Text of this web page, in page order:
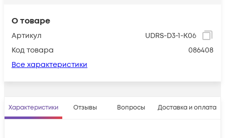
О товаре
Артикул
UDRS-D3-1-K06
Код товара
086408
Все характеристики
Характеристики Отзывы Вопросы Доставка и оплата